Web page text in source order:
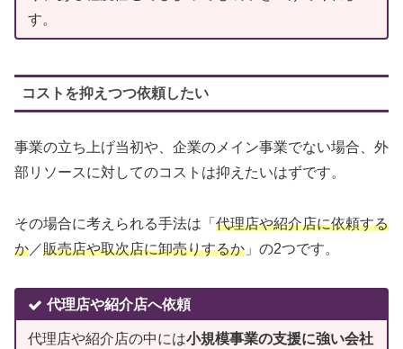
す。
コストを抑えつつ依頼したい
事業の立ち上げ当初や、企業のメイン事業でない場合、外
部リソースに対してのコストは抑えたいはずです。
その場合に考えられる手法は「 代理店や紹介店に依頼する
か ／販売店や取次店に卸売りするか 」の2つです。
代理店や紹介店へ依頼
代理店や紹介店の中には小規模事業の支援に強い会社